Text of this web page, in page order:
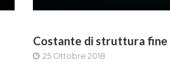
Costante di struttura fine
25 Ottobre 2018